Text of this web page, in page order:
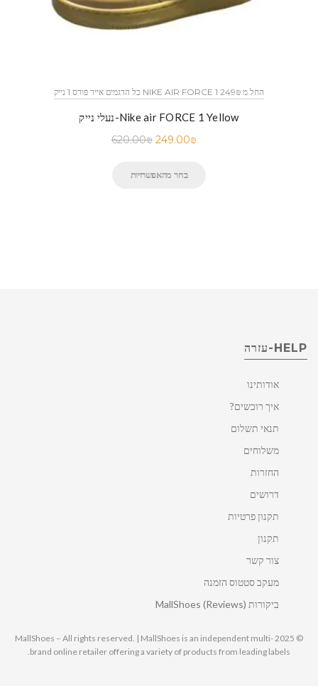
כל הדגמים אייר פורס 1 נייק NIKE AIR FORCE 1 החל מ 249₪
נעלי נייק-Nike air FORCE 1 Yellow
620.00₪ 249.00₪
בחר מהאפשרויות
HELP-עזרה
אודותינו
איך רוכשים?
תנאי תשלום
משלוחים
החזרות
דרושים
תקנון פרטיות
תקנון
צור קשר
מעקב סטטוס הזמנה
ביקורות MallShoes (Reviews)
© 2025 MallShoes – All rights reserved. | MallShoes is an independent multi-
brand online retailer offering a variety of products from leading labels.